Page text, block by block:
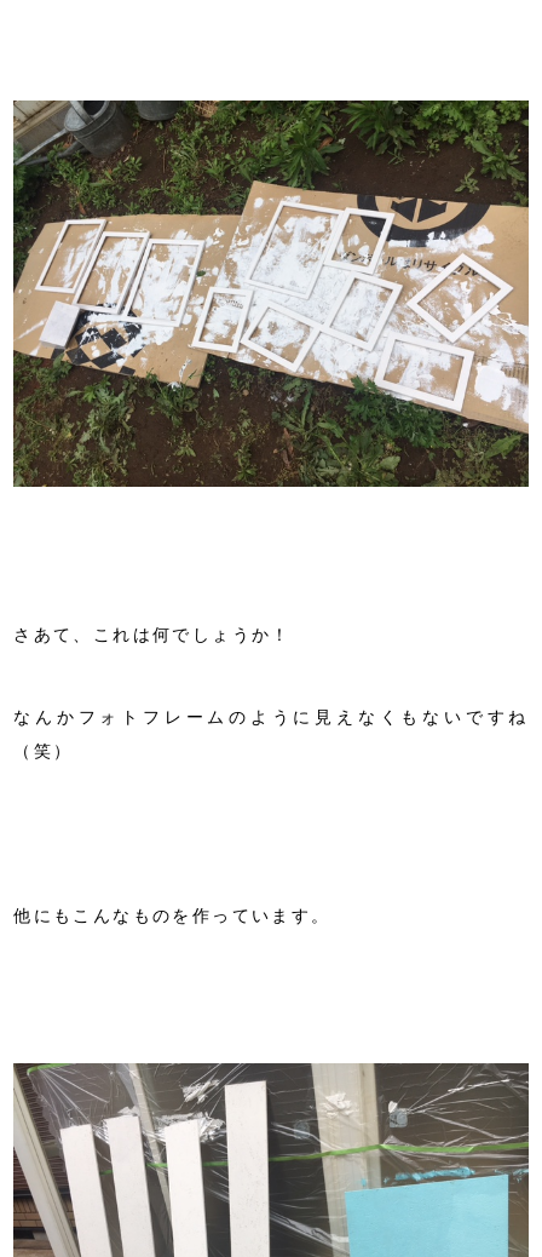
さあて、これは何でしょうか！
なんかフォトフレームのように見えなくもないですね
（笑）
他にもこんなものを作っています。